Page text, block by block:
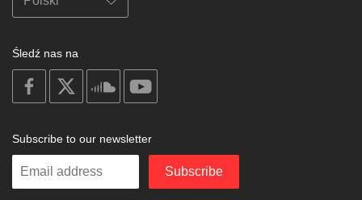
Śledź nas na
on
facebook
soundcloud
Subscribe to our newsletter
Enter
Subscribe